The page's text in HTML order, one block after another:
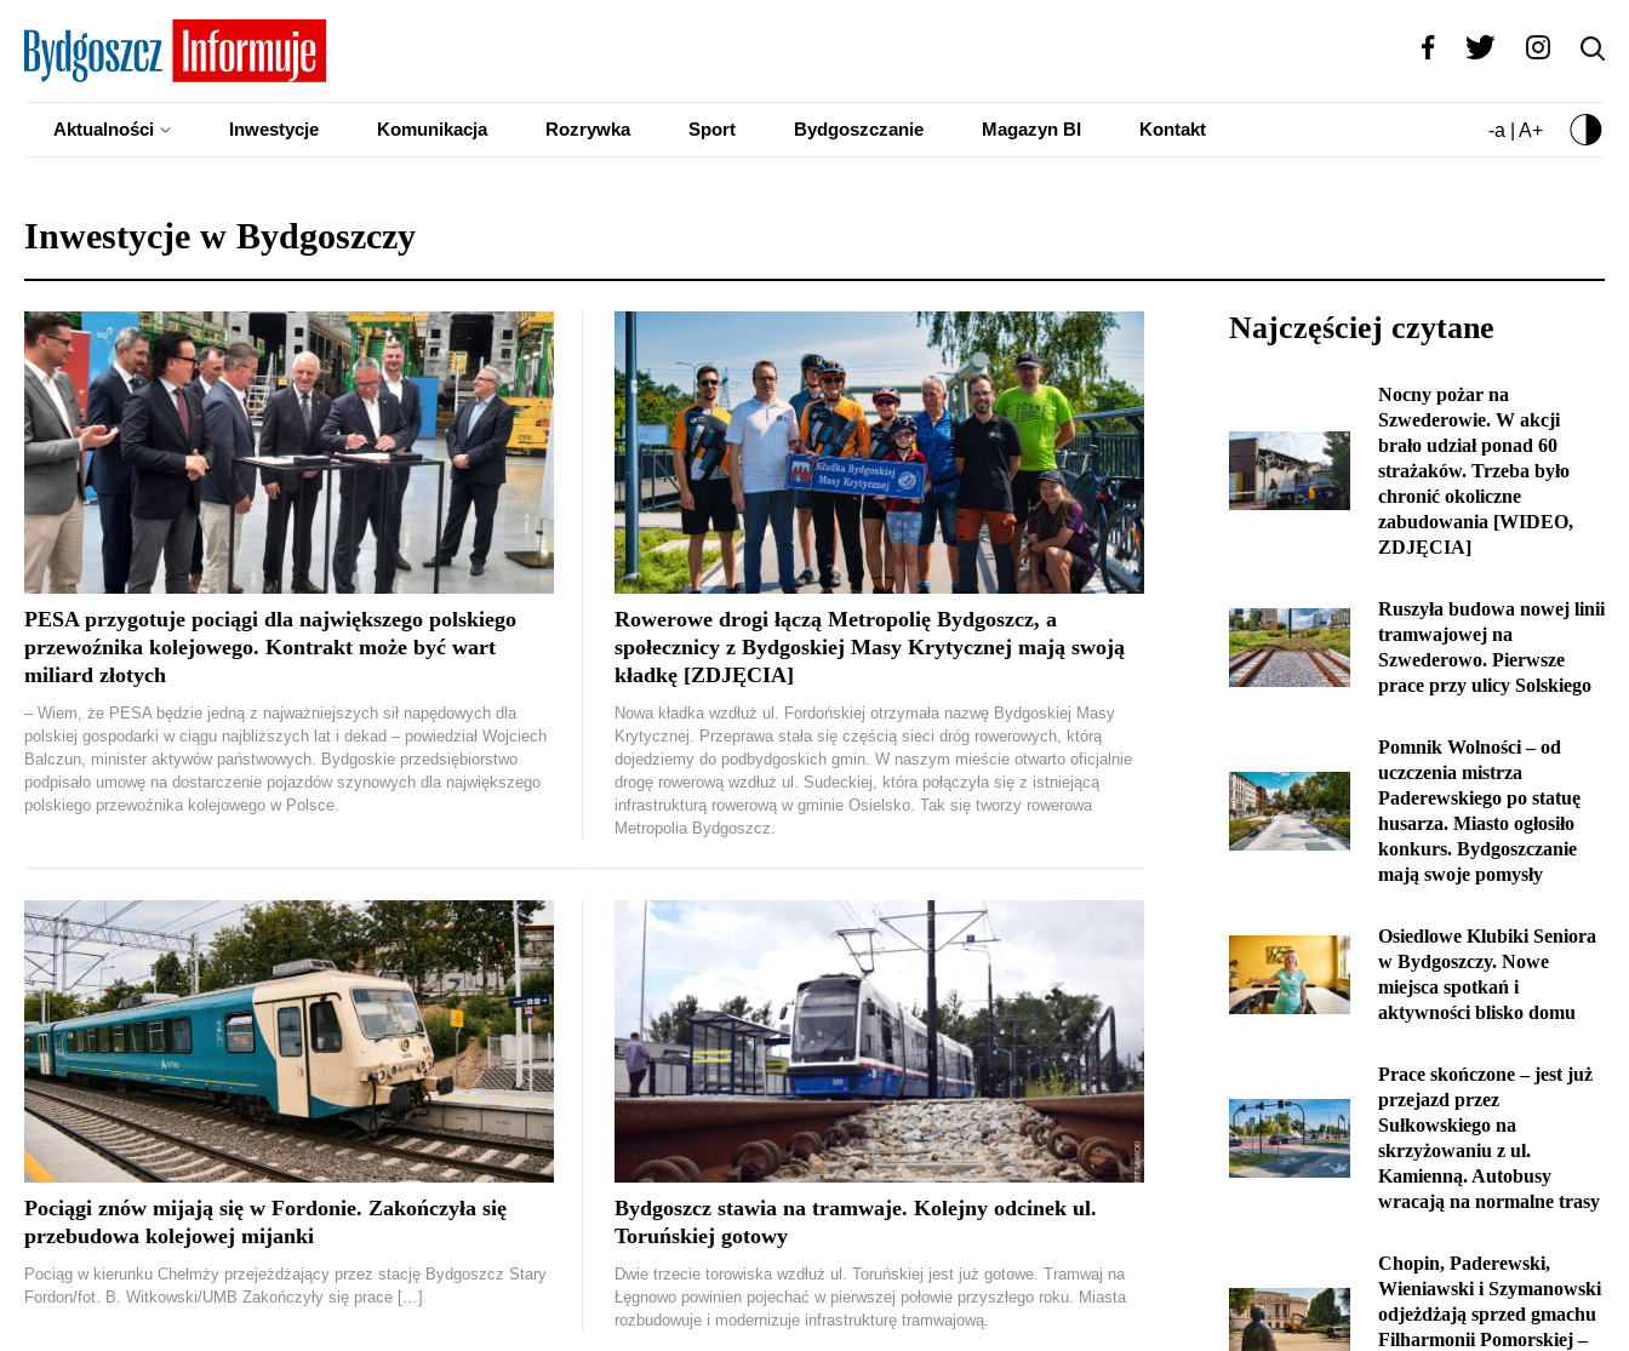
Aktualności Inwestycje Komunikacja Rozrywka Sport Bydgoszczanie Magazyn BI Kontakt -a | A+
Inwestycje w Bydgoszczy
PESA przygotuje pociągi dla największego polskiego
przewoźnika kolejowego. Kontrakt może być wart
miliard złotych
– Wiem, że PESA będzie jedną z najważniejszych sił napędowych dla
polskiej gospodarki w ciągu najbliższych lat i dekad – powiedział Wojciech
Balczun, minister aktywów państwowych. Bydgoskie przedsiębiorstwo
podpisało umowę na dostarczenie pojazdów szynowych dla największego
polskiego przewoźnika kolejowego w Polsce.
Rowerowe drogi łączą Metropolię Bydgoszcz, a
społecznicy z Bydgoskiej Masy Krytycznej mają swoją
kładkę [ZDJĘCIA]
Nowa kładka wzdłuż ul. Fordońskiej otrzymała nazwę Bydgoskiej Masy
Krytycznej. Przeprawa stała się częścią sieci dróg rowerowych, którą
dojedziemy do podbydgoskich gmin. W naszym mieście otwarto oficjalnie
drogę rowerową wzdłuż ul. Sudeckiej, która połączyła się z istniejącą
infrastrukturą rowerową w gminie Osielsko. Tak się tworzy rowerowa
Metropolia Bydgoszcz.
Pociągi znów mijają się w Fordonie. Zakończyła się
przebudowa kolejowej mijanki
Pociąg w kierunku Chełmży przejeżdżający przez stację Bydgoszcz Stary
Fordon/fot. B. Witkowski/UMB Zakończyły się prace […]
Bydgoszcz stawia na tramwaje. Kolejny odcinek ul.
Toruńskiej gotowy
Dwie trzecie torowiska wzdłuż ul. Toruńskiej jest już gotowe. Tramwaj na
Łęgnowo powinien pojechać w pierwszej połowie przyszłego roku. Miasta
rozbudowuje i modernizuje infrastrukturę tramwajową.
Najczęściej czytane
Nocny pożar na
Szwederowie. W akcji
brało udział ponad 60
strażaków. Trzeba było
chronić okoliczne
zabudowania [WIDEO,
ZDJĘCIA]
Ruszyła budowa nowej linii
tramwajowej na
Szwederowo. Pierwsze
prace przy ulicy Solskiego
Pomnik Wolności – od
uczczenia mistrza
Paderewskiego po statuę
husarza. Miasto ogłosiło
konkurs. Bydgoszczanie
mają swoje pomysły
Osiedlowe Klubiki Seniora
w Bydgoszczy. Nowe
miejsca spotkań i
aktywności blisko domu
Prace skończone – jest już
przejazd przez
Sułkowskiego na
skrzyżowaniu z ul.
Kamienną. Autobusy
wracają na normalne trasy
Chopin, Paderewski,
Wieniawski i Szymanowski
odjeżdżają sprzed gmachu
Filharmonii Pomorskiej –